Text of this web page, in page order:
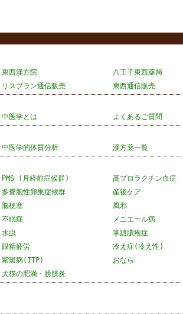
東西漢方院 八王子東西薬局
リスブラン通信販売 東西通信販売
中医学とは よくあるご質問
中医学的体質分析 漢方薬一覧
PMS (月経前症候群) 高プロラクチン血症
多嚢胞性卵巣症候群 産後ケア
脳梗塞 風邪
不眠症 メニエール病
水虫 掌蹠膿疱症
眼精疲労 冷え症(冷え性)
紫斑病(ITP) おなら
犬猫の肥満・膀胱炎